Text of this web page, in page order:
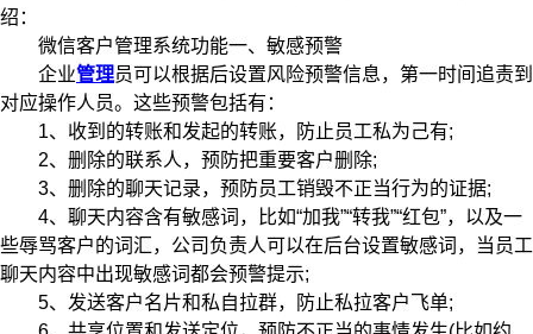
绍：
微信客户管理系统功能一、敏感预警
企业管理员可以根据后设置风险预警信息，第一时间追责到
对应操作人员。这些预警包括有：
1、收到的转账和发起的转账，防止员工私为己有;
2、删除的联系人，预防把重要客户删除;
3、删除的聊天记录，预防员工销毁不正当行为的证据;
4、聊天内容含有敏感词，比如“加我”“转我”“红包”，以及一
些辱骂客户的词汇，公司负责人可以在后台设置敏感词，当员工
聊天内容中出现敏感词都会预警提示;
5、发送客户名片和私自拉群，防止私拉客户飞单;